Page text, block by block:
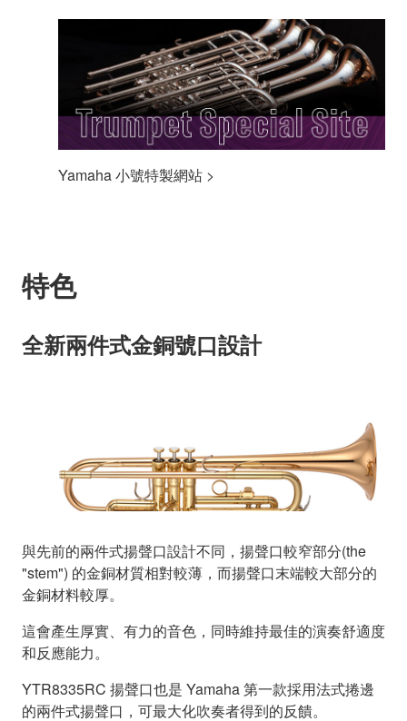
Yamaha 小號特製網站 >
特色
全新兩件式金銅號口設計
與先前的兩件式揚聲口設計不同，揚聲口較窄部分(the
"stem") 的金銅材質相對較薄，而揚聲口末端較大部分的
金銅材料較厚。
這會產生厚實、有力的音色，同時維持最佳的演奏舒適度
和反應能力。
YTR8335RC 揚聲口也是 Yamaha 第一款採用法式捲邊
的兩件式揚聲口，可最大化吹奏者得到的反饋。